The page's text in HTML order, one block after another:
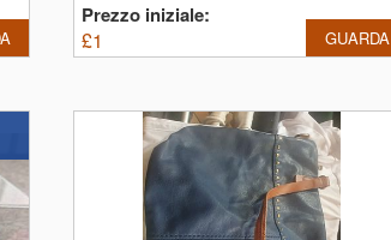
Prezzo iniziale:
£1 GUARDA